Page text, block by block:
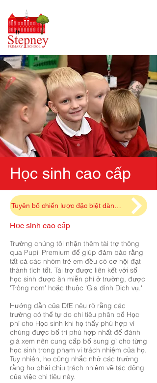
Học sinh cao cấp
Học sinh cao cấp
Trường chúng tôi nhận thêm tài trợ thông
qua Pupil Premium để giúp đảm bảo rằng
tất cả các nhóm trẻ em đều có cơ hội đạt
thành tích tốt. Tài trợ được liên kết với số
học sinh được ăn miễn phí ở trường, được
'Trông nom' hoặc thuộc 'Gia đình Dịch vụ.'
Hướng dẫn của DfE nêu rõ rằng các
trường có thể tự do chi tiêu phân bổ Học
phí cho Học sinh khi họ thấy phù hợp vì
chúng được bố trí phù hợp nhất để đánh
giá xem nên cung cấp bổ sung gì cho từng
học sinh trong phạm vi trách nhiệm của họ.
Tuy nhiên, họ cũng nhắc nhở các trường
rằng họ phải chịu trách nhiệm về tác động
của việc chi tiêu này.